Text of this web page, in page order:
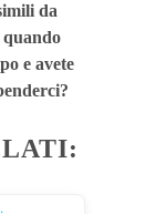
da
quando
e avete